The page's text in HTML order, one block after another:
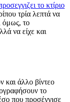
το κτίριο
τρία λεπτά να
όμως, το
να είχε και
και άλλο βίντεο
το
που προσέγγισε